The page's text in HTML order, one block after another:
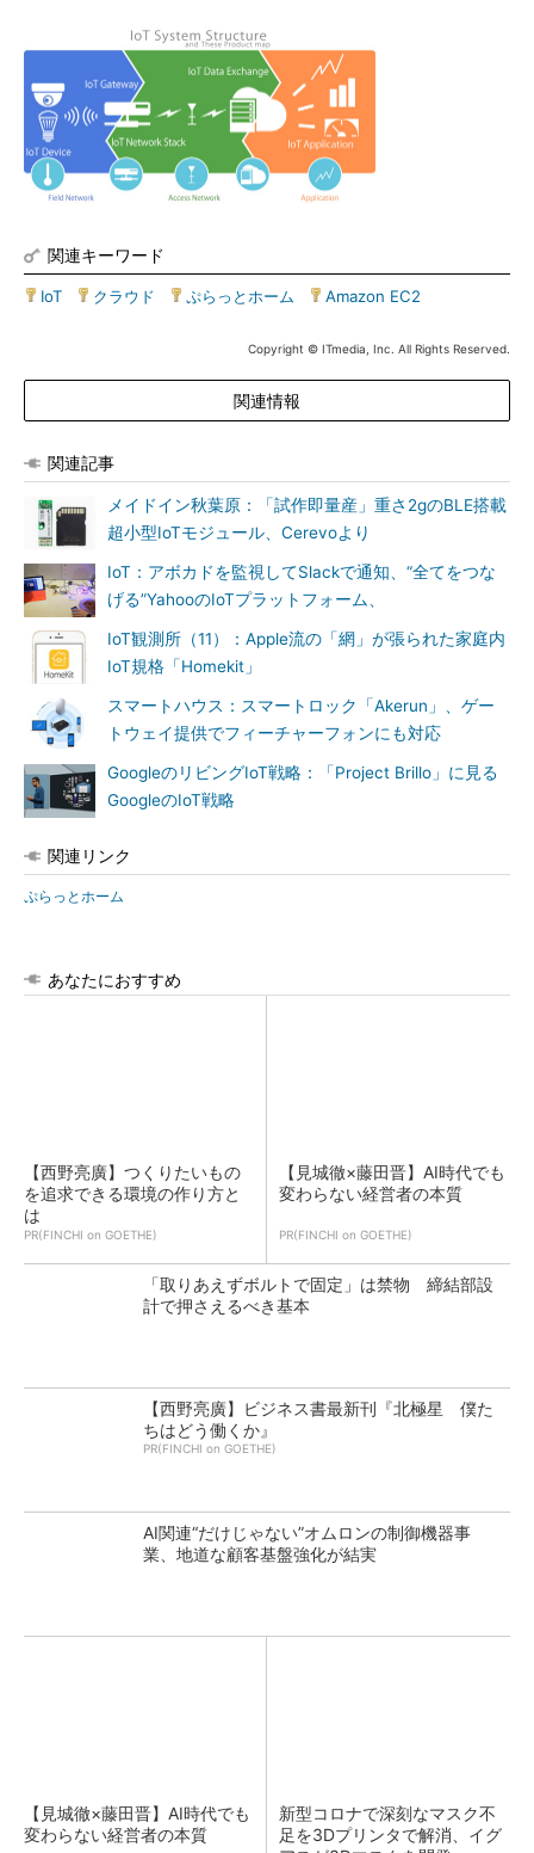
関連キーワード
IoT クラウド ぷらっとホーム Amazon EC2
Copyright © ITmedia, Inc. All Rights Reserved.
関連情報
関連記事
メイドイン秋葉原：「試作即量産」重さ2gのBLE搭載
超小型IoTモジュール、Cerevoより
IoT：アボカドを監視してSlackで通知、“全てをつな
げる”YahooのIoTプラットフォーム、
IoT観測所（11）：Apple流の「網」が張られた家庭内
IoT規格「Homekit」
スマートハウス：スマートロック「Akerun」、ゲー
トウェイ提供でフィーチャーフォンにも対応
GoogleのリビングIoT戦略：「Project Brillo」に見る
GoogleのIoT戦略
関連リンク
ぷらっとホーム
あなたにおすすめ
【西野亮廣】つくりたいもの
を追求できる環境の作り方と
は
PR(FINCHI on GOETHE)
【見城徹×藤田晋】AI時代でも
変わらない経営者の本質
PR(FINCHI on GOETHE)
「取りあえずボルトで固定」は禁物 締結部設
計で押さえるべき基本
【西野亮廣】ビジネス書最新刊『北極星 僕た
ちはどう働くか』
PR(FINCHI on GOETHE)
AI関連“だけじゃない”オムロンの制御機器事
業、地道な顧客基盤強化が結実
【見城徹×藤田晋】AI時代でも
変わらない経営者の本質
新型コロナで深刻なマスク不
足を3Dプリンタで解消、イグ